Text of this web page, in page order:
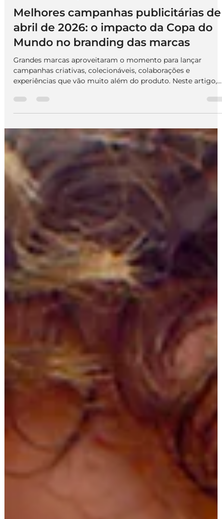
We Do Logos
3 de mai.
6 min de leitura
Dicas de Marketing
Melhores campanhas publicitárias de
abril de 2026: o impacto da Copa do
Mundo no branding das marcas
Grandes marcas aproveitaram o momento para lançar
campanhas criativas, colecionáveis, colaborações e
você vai entender as principais campanhas do mês e o que
elas revelam sobre o marketing atual.